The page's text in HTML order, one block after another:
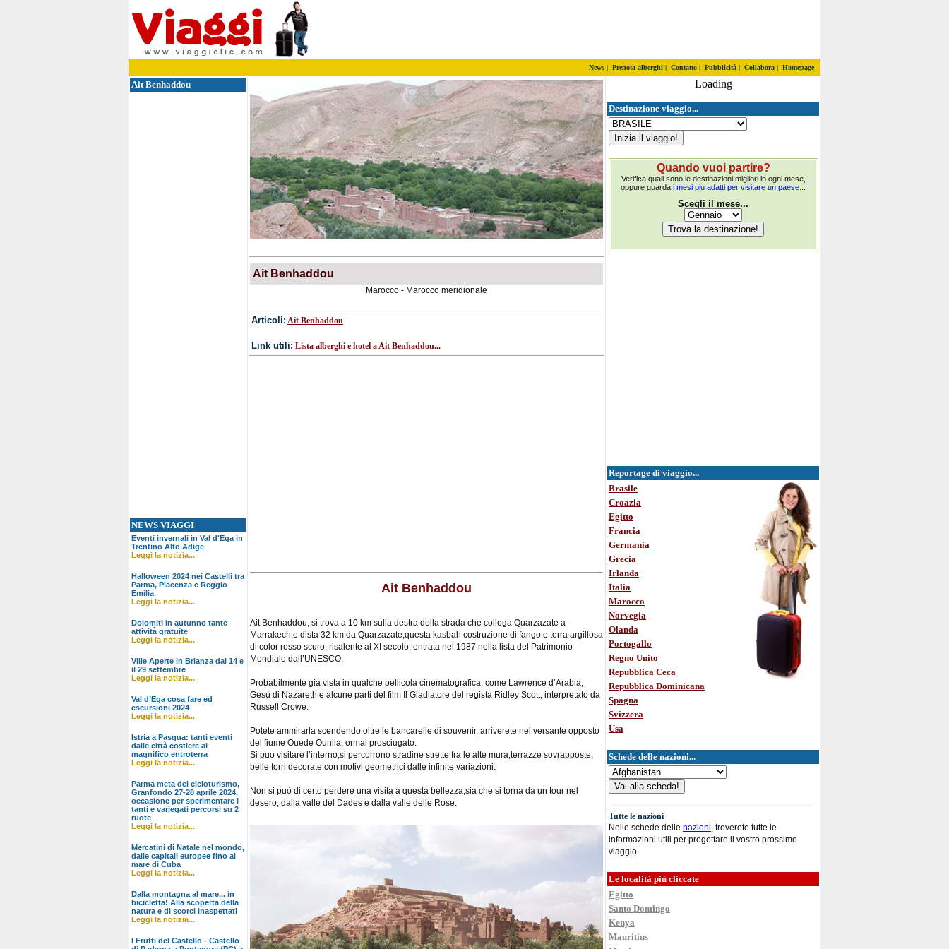
News | Prenota alberghi | Contatto | Pubblicità | Collabora | Homepage
Ait Benhaddou
NEWS VIAGGI
Eventi invernali in Val d'Ega in
Trentino Alto Adige
Leggi la notizia...
Halloween 2024 nei Castelli tra
Parma, Piacenza e Reggio
Emilia
Leggi la notizia...
Dolomiti in autunno tante
attività gratuite
Leggi la notizia...
Ville Aperte in Brianza dal 14 e
il 29 settembre
Leggi la notizia...
Val d’Ega cosa fare ed
escursioni 2024
Leggi la notizia...
Istria a Pasqua: tanti eventi
dalle città costiere al
magnifico entroterra
Leggi la notizia...
Parma meta del cicloturismo,
Granfondo 27-28 aprile 2024,
occasione per sperimentare i
tanti e variegati percorsi su 2
ruote
Leggi la notizia...
Mercatini di Natale nel mondo,
dalle capitali europee fino al
mare di Cuba
Leggi la notizia...
Dalla montagna al mare... in
bicicletta! Alla scoperta della
natura e di scorci inaspettati
Leggi la notizia...
I Frutti del Castello - Castello
Ait Benhaddou
Marocco - Marocco meridionale
Articoli: Ait Benhaddou
Link utili: Lista alberghi e hotel a Ait Benhaddou...
Ait Benhaddou
Ait Benhaddou, si trova a 10 km sulla destra della strada che collega Quarzazate a
Marrakech,e dista 32 km da Quarzazate,questa kasbah costruzione di fango e terra argillosa
di color rosso scuro, risalente al XI secolo, entrata nel 1987 nella lista del Patrimonio
Mondiale dall’UNESCO.
Probabilmente già vista in qualche pellicola cinematografica, come Lawrence d’Arabia,
Gesù di Nazareth e alcune parti del film Il Gladiatore del regista Ridley Scott, interpretato da
Russell Crowe.
Potete ammirarla scendendo oltre le bancarelle di souvenir, arriverete nel versante opposto
del fiume Ouede Ounila, ormai prosciugato.
Si puo visitare l’interno,si percorrono stradine strette fra le alte mura,terrazze sovrapposte,
belle torri decorate con motivi geometrici dalle infinite variazioni.
Non si può di certo perdere una visita a questa bellezza,sia che si torna da un tour nel
desero, dalla valle del Dades e dalla valle delle Rose.
Loading
Destinazione viaggio...
Quando vuoi partire?
Verifica quali sono le destinazioni migliori in ogni mese,
oppure guarda i mesi più adatti per visitare un paese...
Scegli il mese...
Reportage di viaggio...
Brasile
Croazia
Egitto
Francia
Germania
Grecia
Irlanda
Italia
Marocco
Norvegia
Olanda
Portogallo
Regno Unito
Repubblica Ceca
Repubblica Dominicana
Spagna
Svizzera
Usa
Schede delle nazioni...
Tutte le nazioni
Nelle schede delle nazioni, troverete tutte le
informazioni utili per progettare il vostro prossimo
viaggio.
Le località più cliccate
Egitto
Santo Domingo
Kenya
Mauritius